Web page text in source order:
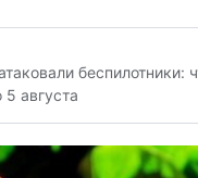
беспилотники:
августа